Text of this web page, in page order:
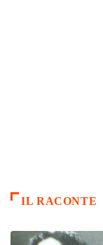
IL RACONTE